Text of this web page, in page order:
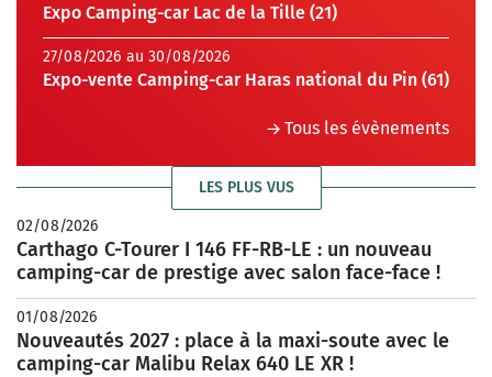
Expo Camping-car Lac de la Tille (21)
27/08/2026 au 30/08/2026
Expo-vente Camping-car Haras national du Pin (61)
Tous les évènements
LES PLUS VUS
02/08/2026
Carthago C-Tourer I 146 FF-RB-LE : un nouveau
camping-car de prestige avec salon face-face !
01/08/2026
Nouveautés 2027 : place à la maxi-soute avec le
camping-car Malibu Relax 640 LE XR !